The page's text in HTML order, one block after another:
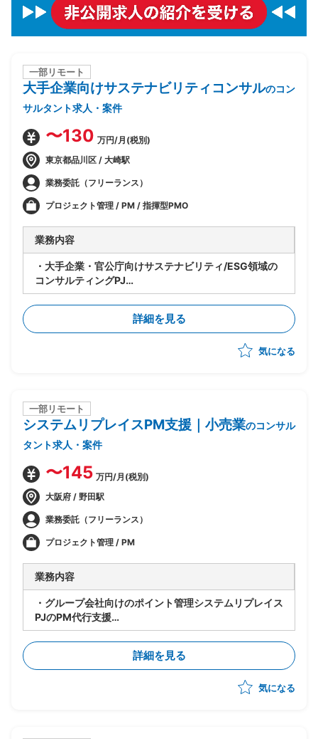
一部リモート
大手企業向けサステナビリティコンサルのコン
サルタント求人・案件
〜130 万円/月(税別)
東京都品川区 / 大崎駅
業務委託（フリーランス）
プロジェクト管理 / PM / 指揮型PMO
業務内容
・大手企業・官公庁向けサステナビリティ/ESG領域の
コンサルティングPJ
・ベンダー側コンサルタントとして提案・構想策定から
実行まで一気通貫でリード
・CSRD・ISSB・SSBJ等の開示・規制対応支援および
コンサルティング
・プロジェクト推進、スケジュール/WBS管理、課題管
詳細を見る
気になる
一部リモート
システムリプレイスPM支援｜小売業のコンサル
タント求人・案件
〜145 万円/月(税別)
大阪府 / 野田駅
業務委託（フリーランス）
プロジェクト管理 / PM
業務内容
・グループ会社向けのポイント管理システムリプレイス
PJのPM代行支援
・製品選定から導入までを実施
・現行システムの課題分析、業務要件整理、要件定義
・RFP作成、ベンダー選定および管理
・PJ計画策定、進捗・リスク管理、品質管理
・システム設計、開発、テスト計画・実施、データ移
詳細を見る
気になる